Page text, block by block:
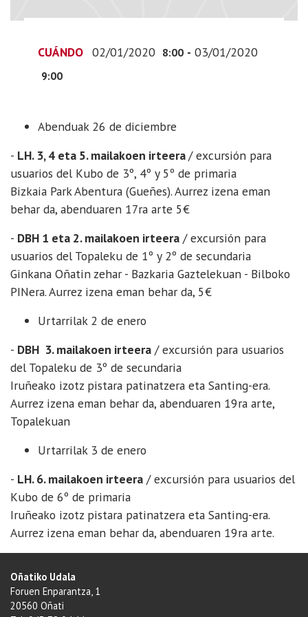
CUÁNDO 02/01/2020 8:00 - 03/01/2020
9:00
Abenduak 26 de diciembre
- LH. 3, 4 eta 5. mailakoen irteera/ excursión para
usuarios del Kubo de 3º, 4º y 5º de primaria
Bizkaia Park Abentura (Gueñes). Aurrez izena eman
behar da, abenduaren 17ra arte 5€
- DBH 1 eta 2. mailakoen irteera / excursión para
usuarios del Topaleku de 1º y 2º de secundaria
Ginkana Oñatin zehar - Bazkaria Gaztelekuan - Bilboko
PINera. Aurrez izena eman behar da, 5€
Urtarrilak 2 de enero
- DBH 3. mailakoen irteera / excursión para usuarios
del Topaleku de 3º de secundaria
Iruñeako izotz pistara patinatzera eta Santing-era.
Aurrez izena eman behar da, abenduaren 19ra arte,
Topalekuan
Urtarrilak 3 de enero
- LH. 6. mailakoen irteera / excursión para usuarios del
Kubo de 6º de primaria
Iruñeako izotz pistara patinatzera eta Santing-era.
Aurrez izena eman behar da, abenduaren 19ra arte.
Oñatiko Udala
Foruen Enparantza, 1
20560 Oñati